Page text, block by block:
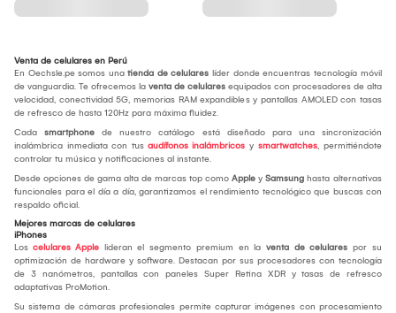
Venta de celulares en Perú
En Oechsle.pe somos una tienda de celulares líder donde encuentras tecnología móvil
de vanguardia. Te ofrecemos la venta de celulares equipados con procesadores de alta
velocidad, conectividad 5G, memorias RAM expandibles y pantallas AMOLED con tasas
de refresco de hasta 120Hz para máxima fluidez.
Cada smartphone de nuestro catálogo está diseñado para una sincronización
inalámbrica inmediata con tus audífonos inalámbricos y smartwatches, permitiéndote
controlar tu música y notificaciones al instante.
Desde opciones de gama alta de marcas top como Apple y Samsung hasta alternativas
funcionales para el día a día, garantizamos el rendimiento tecnológico que buscas con
respaldo oficial.
Mejores marcas de celulares
iPhones
Los celulares Apple lideran el segmento premium en la venta de celulares por su
optimización de hardware y software. Destacan por sus procesadores con tecnología
de 3 nanómetros, pantallas con paneles Super Retina XDR y tasas de refresco
adaptativas ProMotion.
Su sistema de cámaras profesionales permite capturar imágenes con procesamiento